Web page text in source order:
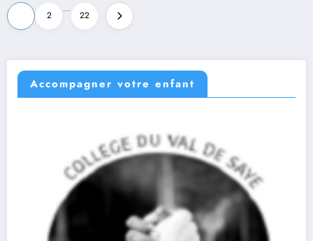
Pagination
des
publications
2
…
22
Accompagner votre enfant